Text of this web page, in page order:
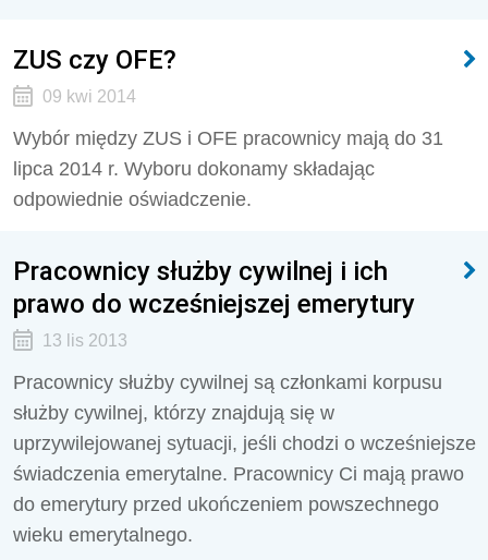
ZUS czy OFE?
09 kwi 2014
Wybór między ZUS i OFE pracownicy mają do 31
lipca 2014 r. Wyboru dokonamy składając
odpowiednie oświadczenie.
Pracownicy służby cywilnej i ich
prawo do wcześniejszej emerytury
13 lis 2013
Pracownicy służby cywilnej są członkami korpusu
służby cywilnej, którzy znajdują się w
uprzywilejowanej sytuacji, jeśli chodzi o wcześniejsze
świadczenia emerytalne. Pracownicy Ci mają prawo
do emerytury przed ukończeniem powszechnego
wieku emerytalnego.